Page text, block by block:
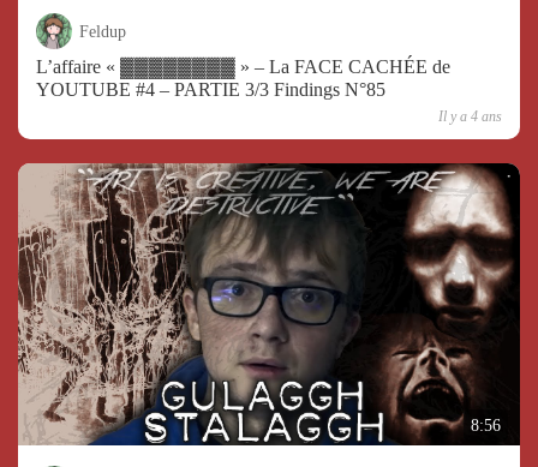
Feldup
L’affaire « ▓▓▓▓▓▓▓▓ » – La FACE CACHÉE de
YOUTUBE #4 – PARTIE 3/3 Findings N°85
Il y a 4 ans
8:56